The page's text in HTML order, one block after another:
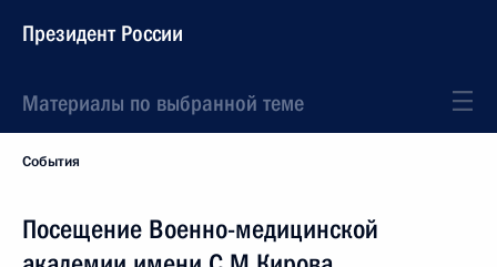
Президент России
Материалы по выбранной теме
События
Посещение Военно-медицинской